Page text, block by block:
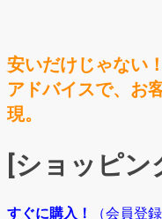
安いだけじゃない
アドバイスで、お
現。
[ショッピン
すぐに購入！ （会員登